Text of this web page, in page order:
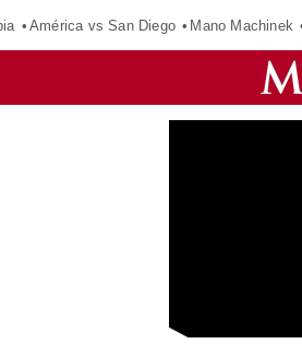
América vs San Diego Mano Machinek